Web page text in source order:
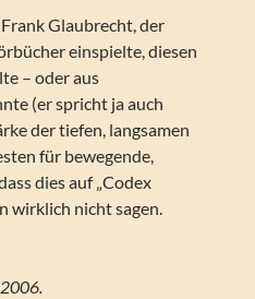
Glaubrecht, der
einspielte, diesen
– oder aus
(er spricht ja auch
der tiefen, langsamen
für bewegende,
dies auf „Codex
wirklich nicht sagen.